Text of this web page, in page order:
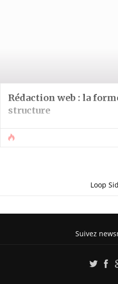
Rédaction web : la
structure
Loop
Suivez